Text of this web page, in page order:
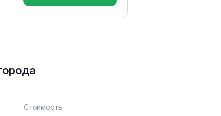
Стоимость